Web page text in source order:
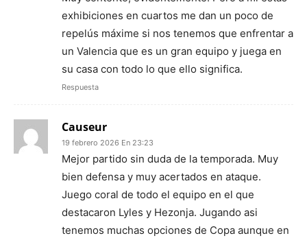
exhibiciones en cuartos me dan un poco de
repelús máxime si nos tenemos que enfrentar a
un Valencia que es un gran equipo y juega en
su casa con todo lo que ello significa.
Respuesta
Causeur
19 febrero 2026 En 23:23
Mejor partido sin duda de la temporada. Muy
bien defensa y muy acertados en ataque.
Juego coral de todo el equipo en el que
destacaron Lyles y Hezonja. Jugando asi
tenemos muchas opciones de Copa aunque en